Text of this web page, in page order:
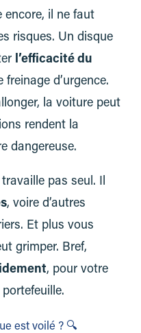
encore, il ne faut
risques. Un disque
l’efficacité du
d’urgence.
la voiture peut
rendent la
dangereuse.
pas seul. Il
, voire d’autres
Et plus vous
grimper. Bref,
, pour votre
est voilé ? 🔍